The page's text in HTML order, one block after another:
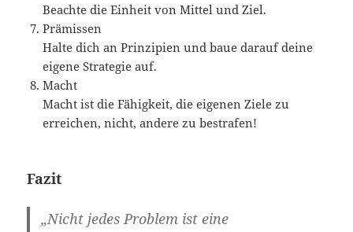
Beachte die Einheit von Mittel und Ziel.
Prämissen
Halte dich an Prinzipien und baue darauf deine
eigene Strategie auf.
Macht
Macht ist die Fähigkeit, die eigenen Ziele zu
erreichen, nicht, andere zu bestrafen!
Fazit
„Nicht jedes Problem ist eine